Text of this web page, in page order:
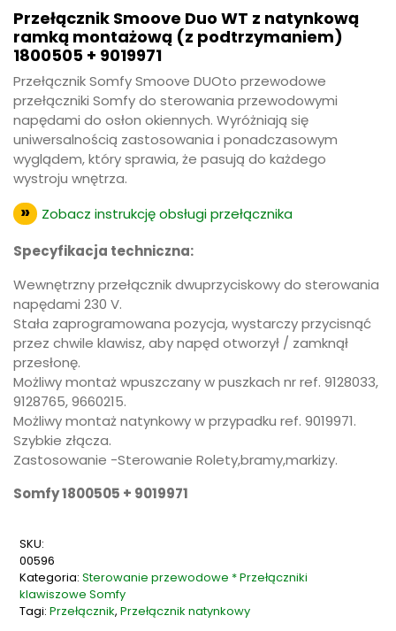
ramką
montażową
(z
podtrzymaniem)
1800505
+
9019971
Przełącznik Smoove Duo WT z natynkową
ramką montażową (z podtrzymaniem)
1800505 + 9019971
Przełącznik Somfy Smoove DUOto przewodowe
przełączniki Somfy do sterowania przewodowymi
napędami do osłon okiennych. Wyróżniają się
uniwersalnością zastosowania i ponadczasowym
wyglądem, który sprawia, że pasują do każdego
wystroju wnętrza.
Zobacz instrukcję obsługi przełącznika
Specyfikacja techniczna:
Wewnętrzny przełącznik dwuprzyciskowy do sterowania
napędami 230 V.
Stała zaprogramowana pozycja, wystarczy przycisnąć
przez chwile klawisz, aby napęd otworzył / zamknął
przesłonę.
Możliwy montaż wpuszczany w puszkach nr ref. 9128033,
9128765, 9660215.
Możliwy montaż natynkowy w przypadku ref. 9019971.
Szybkie złącza.
Zastosowanie -Sterowanie Rolety,bramy,markizy.
Somfy 1800505 + 9019971
SKU:
00596
Kategoria:Sterowanie przewodowe * Przełączniki
klawiszowe Somfy
Tagi:Przełącznik,Przełącznik natynkowy